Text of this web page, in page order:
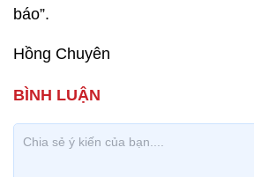
báo”.
Hồng Chuyên